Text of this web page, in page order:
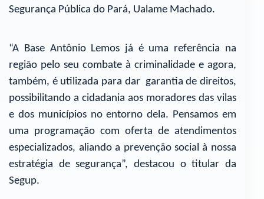
Segurança Pública do Pará, Ualame Machado.
“A Base Antônio Lemos já é uma referência na
região pelo seu combate à criminalidade e agora,
também, é utilizada para dar garantia de direitos,
possibilitando a cidadania aos moradores das vilas
e dos municípios no entorno dela. Pensamos em
uma programação com oferta de atendimentos
especializados, aliando a prevenção social à nossa
estratégia de segurança”, destacou o titular da
Segup.